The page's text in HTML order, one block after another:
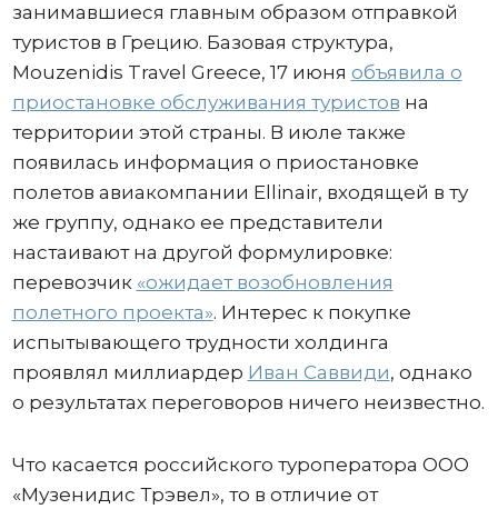
занимавшиеся главным образом отправкой
туристов в Грецию. Базовая структура,
Mouzenidis Travel Greece, 17 июня объявила о
приостановке обслуживания туристов на
территории этой страны. В июле также
появилась информация о приостановке
полетов авиакомпании Ellinair, входящей в ту
же группу, однако ее представители
настаивают на другой формулировке:
перевозчик «ожидает возобновления
полетного проекта». Интерес к покупке
испытывающего трудности холдинга
проявлял миллиардер Иван Саввиди, однако
о результатах переговоров ничего неизвестно.
Что касается российского туроператора ООО
«Музенидис Трэвел», то в отличие от